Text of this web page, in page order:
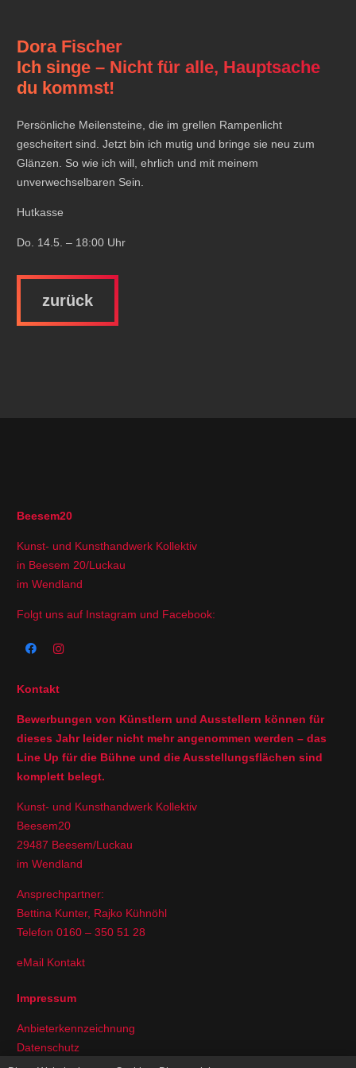
Dora Fischer
Ich singe – Nicht für alle, Hauptsache
du kommst!
Persönliche Meilensteine, die im grellen Rampenlicht
gescheitert sind. Jetzt bin ich mutig und bringe sie neu zum
Glänzen. So wie ich will, ehrlich und mit meinem
unverwechselbaren Sein.
Hutkasse
Do. 14.5. – 18:00 Uhr
zurück
Beesem20
Kunst- und Kunsthandwerk Kollektiv
in Beesem 20/Luckau
im Wendland
Folgt uns auf Instagram und Facebook:
Kontakt
Bewerbungen von Künstlern und Ausstellern können für
dieses Jahr leider nicht mehr angenommen werden – das
Line Up für die Bühne und die Ausstellungsflächen sind
komplett belegt.
Kunst- und Kunsthandwerk Kollektiv
Beesem20
29487 Beesem/Luckau
im Wendland
Ansprechpartner:
Bettina Kunter, Rajko Kühnöhl
Telefon 0160 – 350 51 28
eMail Kontakt
Impressum
Anbieterkennzeichnung
Datenschutz